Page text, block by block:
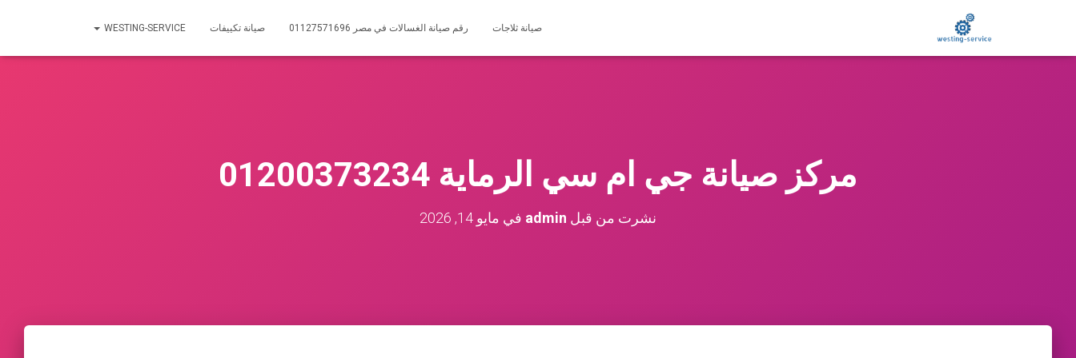
صيانة ثلاجات رقم صيانة الغسالات في مصر 01127571696 صيانة تكييفات WESTING-SERVICE
مركز صيانة جي ام سي الرماية 01200373234
نشرت من قبل admin في مايو 14, 2026